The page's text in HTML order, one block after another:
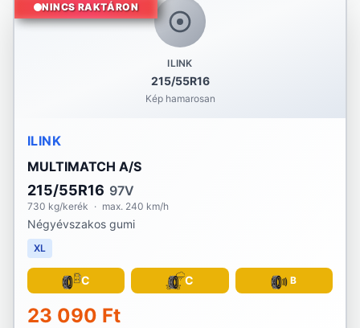
ILINK
215/55R16
Kép hamarosan
NINCS RAKTÁRON
ILINK
MULTIMATCH A/S
215/55R16 97V
730 kg/kerék · max. 240 km/h
Négyévszakos gumi
XL
C C B
23 090 Ft